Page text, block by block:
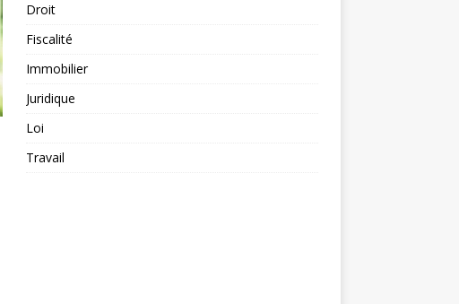
Droit
Fiscalité
Immobilier
Juridique
Loi
Travail